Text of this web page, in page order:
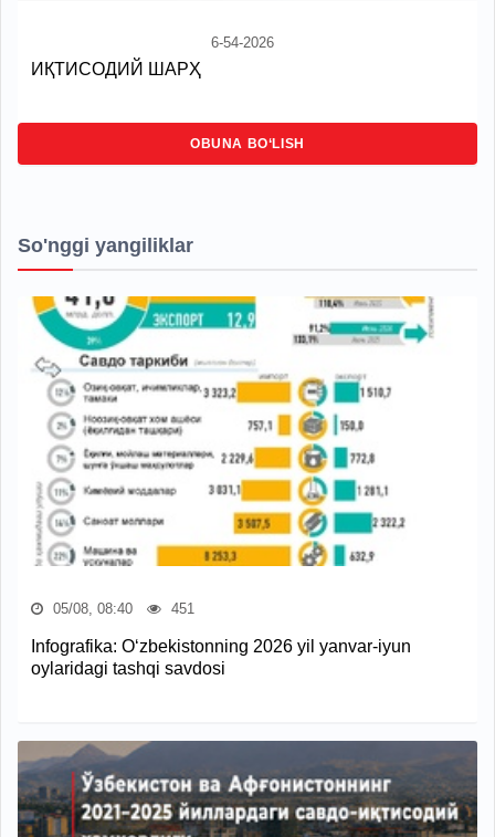
6-54-2026
ИҚТИСОДИЙ ШАРҲ
OBUNA BO‘LISH
So'nggi yangiliklar
05/08, 08:40 451
Infografika: O‘zbekistonning 2026 yil yanvar-iyun
oylaridagi tashqi savdosi